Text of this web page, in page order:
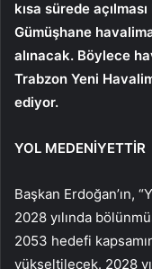
kısa sürede
Gümüşhane
alınacak. Böylece
Trabzon Yeni
ediyor.
YOL MEDENİYETTİR
Başkan Erdoğan’ın,
2028 yılında
2053 hedefi
yükseltilecek. 2028